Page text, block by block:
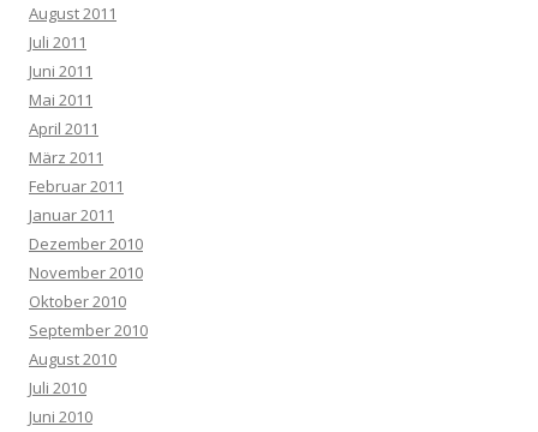
August 2011
Juli 2011
Juni 2011
Mai 2011
April 2011
März 2011
Februar 2011
Januar 2011
Dezember 2010
November 2010
Oktober 2010
September 2010
August 2010
Juli 2010
Juni 2010